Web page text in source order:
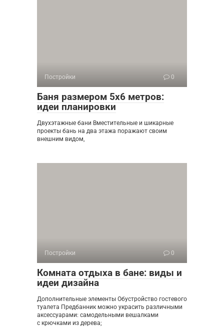
Постройки 0
Баня размером 5х6 метров:
идеи планировки
Двухэтажные бани Вместительные и шикарные
проекты бань на два этажа поражают своим
внешним видом,
Постройки 0
Комната отдыха в бане: виды и
идеи дизайна
Дополнительные элементы Обустройство гостевого
туалета Предбанник можно украсить различными
аксессуарами: самодельными вешалками
с крючками из дерева;